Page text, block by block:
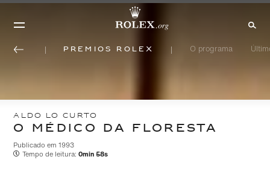
Prêmios Rolex O programa
ALDO LO CURTO
O MÉDICO DA FLORESTA
Publicado em 1993
Tempo de leitura: 0min 58s